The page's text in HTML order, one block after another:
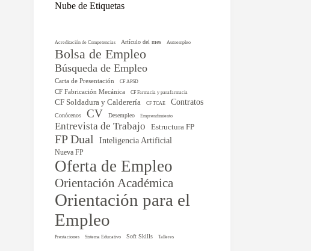
Nube de Etiquetas
Acreditación de Competencias Artículo del mes Autoempleo
Bolsa de Empleo
Búsqueda de Empleo
Carta de Presentación CF APSD
CF Fabricación Mecánica CF Farmacia y parafarmacia
CF Soldadura y Calderería CF TCAE Contratos
Conócenos CV Desempleo Emprendimiento
Entrevista de Trabajo Estructura FP
FP Dual Inteligencia Artificial
Nueva FP
Oferta de Empleo
Orientación Académica
Orientación para el
Empleo
Prestaciones Sistema Educativo Soft Skills Talleres